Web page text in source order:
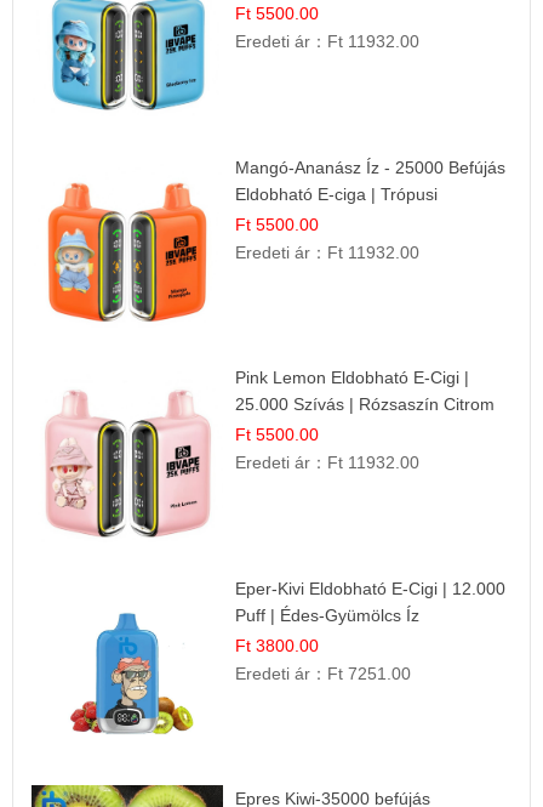
Ft 5500.00
Eredeti ár： Ft 11932.00
Mangó-Ananász Íz - 25000 Befújás
Eldobható E-ciga | Trópusi
Gyümölcs Élmény!
Ft 5500.00
Eredeti ár： Ft 11932.00
Pink Lemon Eldobható E-Cigi |
25.000 Szívás | Rózsaszín Citrom
Íz
Ft 5500.00
Eredeti ár： Ft 11932.00
Eper-Kivi Eldobható E-Cigi | 12.000
Puff | Édes-Gyümölcs Íz
Ft 3800.00
Eredeti ár： Ft 7251.00
Epres Kiwi-35000 befújás